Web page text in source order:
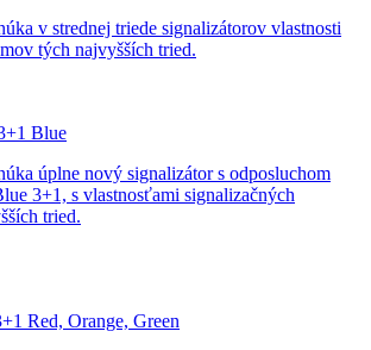
v strednej triede signalizátorov vlastnosti
tých najvyšších tried.
Blue
úplne nový signalizátor s odposluchom
3+1, s vlastnosťami signalizačných
tried.
Red, Orange, Green